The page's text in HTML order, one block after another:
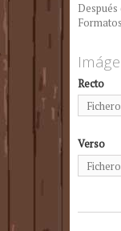
Recto
Verso